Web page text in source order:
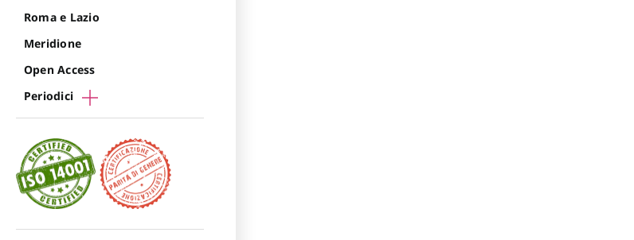
Roma e Lazio
Meridione
Open Access
Periodici